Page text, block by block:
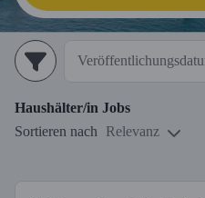
Haushälter/in Jobs
Sortieren nach Relevanz